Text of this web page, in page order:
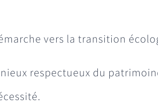
vers la transition
respectueux du